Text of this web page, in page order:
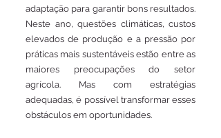
adaptação para garantir bons resultados.
Neste ano, questões climáticas, custos
elevados de produção e a pressão por
práticas mais sustentáveis estão entre as
maiores preocupações do setor
agrícola. Mas com estratégias
adequadas, é possível transformar esses
obstáculos em oportunidades.